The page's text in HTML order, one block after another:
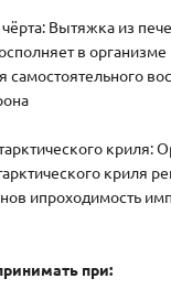
Вытяжка из
в организме
самостоятельного
криля:
криля
ипроходимость
при: